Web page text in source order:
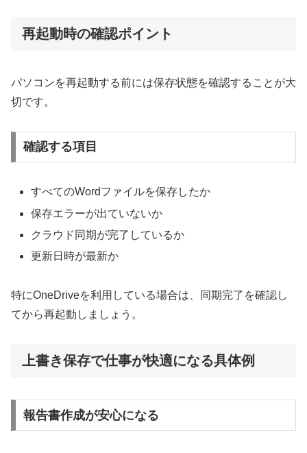
再起動時の確認ポイント
パソコンを再起動する前には保存状態を確認することが大
切です。
確認する項目
すべてのWordファイルを保存したか
保存エラーが出ていないか
クラウド同期が完了しているか
更新日時が最新か
特にOneDriveを利用している場合は、同期完了を確認し
てから再起動しましょう。
上書き保存で仕事が快適になる具体例
報告書作成が安心になる